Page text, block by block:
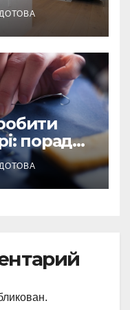
поради